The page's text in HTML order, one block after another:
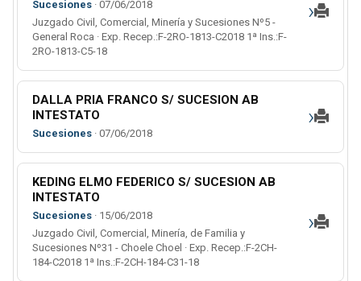
Sucesiones · 07/06/2018
Juzgado Civil, Comercial, Minería y Sucesiones Nº5 -
General Roca · Exp. Recep.:F-2RO-1813-C2018 1ª Ins.:F-
2RO-1813-C5-18
›
DALLA PRIA FRANCO S/ SUCESION AB
INTESTATO
Sucesiones · 07/06/2018
›
KEDING ELMO FEDERICO S/ SUCESION AB
INTESTATO
Sucesiones · 15/06/2018
Juzgado Civil, Comercial, Minería, de Familia y
Sucesiones Nº31 - Choele Choel · Exp. Recep.:F-2CH-
184-C2018 1ª Ins.:F-2CH-184-C31-18
›